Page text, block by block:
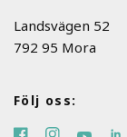
Landsvägen 52
792 95 Mora
Följ oss: